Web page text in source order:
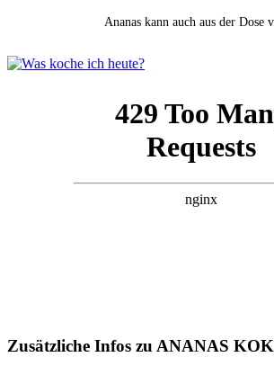
Ananas kann auch aus der Dose
Zusätzliche Infos zu ANANAS